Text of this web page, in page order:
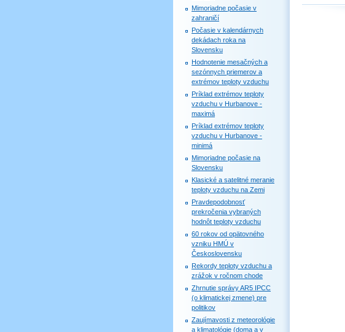
Mimoriadne počasie v
zahraničí
Počasie v kalendárnych
dekádach roka na
Slovensku
Hodnotenie mesačných a
sezónnych priemerov a
extrémov teploty vzduchu
Príklad extrémov teploty
vzduchu v Hurbanove -
maximá
Príklad extrémov teploty
vzduchu v Hurbanove -
minimá
Mimoriadne počasie na
Slovensku
Klasické a satelitné meranie
teploty vzduchu na Zemi
Pravdepodobnosť
prekročenia vybraných
hodnôt teploty vzduchu
60 rokov od opätovného
vzniku HMÚ v
Československu
Rekordy teploty vzduchu a
zrážok v ročnom chode
Zhrnutie správy AR5 IPCC
(o klimatickej zmene) pre
politikov
Zaujímavosti z meteorológie
a klimatológie (doma a v